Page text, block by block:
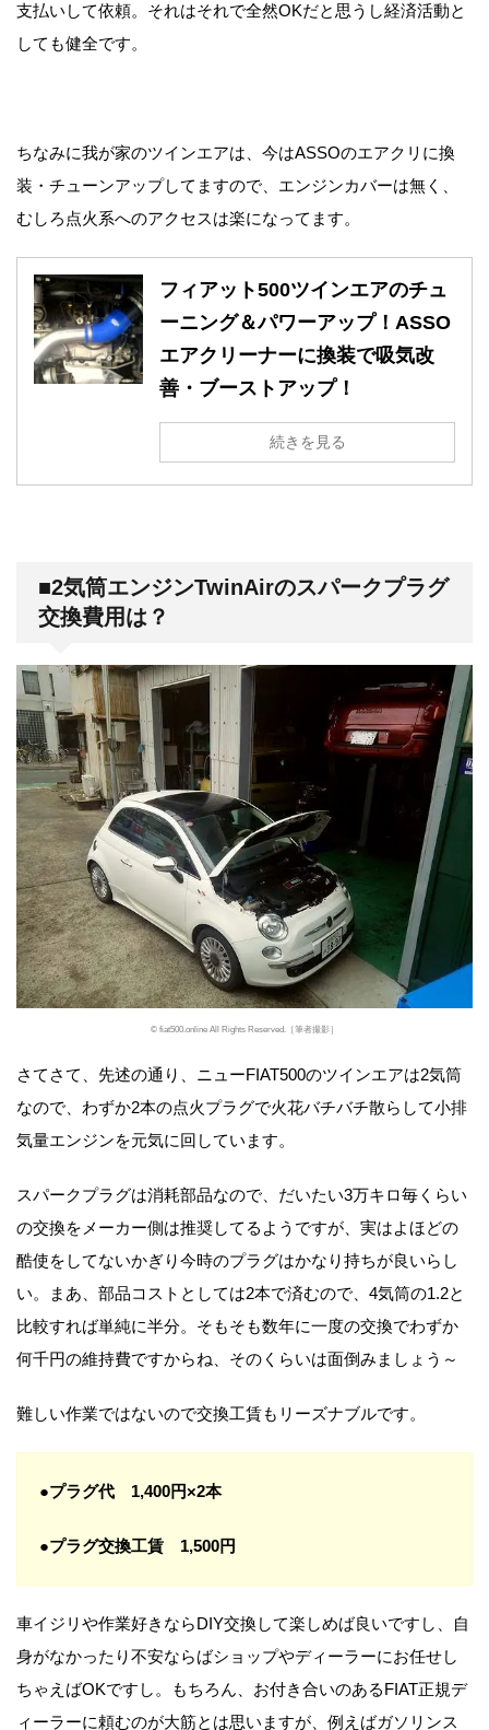
支払いして依頼。それはそれで全然OKだと思うし経済活動と
しても健全です。
ちなみに我が家のツインエアは、今はASSOのエアクリに換
装・チューンアップしてますので、エンジンカバーは無く、
むしろ点火系へのアクセスは楽になってます。
フィアット500ツインエアのチュ
ーニング＆パワーアップ！ASSO
エアクリーナーに換装で吸気改
善・ブーストアップ！
続きを見る
■2気筒エンジンTwinAirのスパークプラグ
交換費用は？
© fiat500.online All Rights Reserved.［筆者撮影］
さてさて、先述の通り、ニューFIAT500のツインエアは2気筒
なので、わずか2本の点火プラグで火花バチバチ散らして小排
気量エンジンを元気に回しています。
スパークプラグは消耗部品なので、だいたい3万キロ毎くらい
の交換をメーカー側は推奨してるようですが、実はよほどの
酷使をしてないかぎり今時のプラグはかなり持ちが良いらし
い。まあ、部品コストとしては2本で済むので、4気筒の1.2と
比較すれば単純に半分。そもそも数年に一度の交換でわずか
何千円の維持費ですからね、そのくらいは面倒みましょう～
難しい作業ではないので交換工賃もリーズナブルです。
●プラグ代 1,400円×2本
●プラグ交換工賃 1,500円
車イジリや作業好きならDIY交換して楽しめば良いですし、自
身がなかったり不安ならばショップやディーラーにお任せし
ちゃえばOKですし。もちろん、お付き合いのあるFIAT正規デ
ィーラーに頼むのが大筋とは思いますが、例えばガソリンス